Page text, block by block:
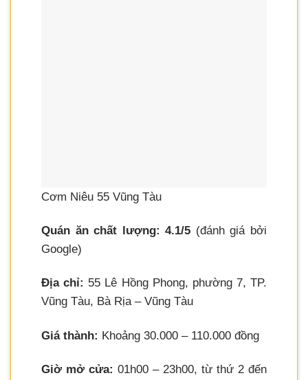
Cơm Niêu 55 Vũng Tàu
Quán ăn chất lượng: 4.1/5 (đánh giá bởi
Google)
Địa chỉ: 55 Lê Hồng Phong, phường 7, TP.
Vũng Tàu, Bà Rịa – Vũng Tàu
Giá thành: Khoảng 30.000 – 110.000 đồng
Giờ mở cửa: 01h00 – 23h00, từ thứ 2 đến